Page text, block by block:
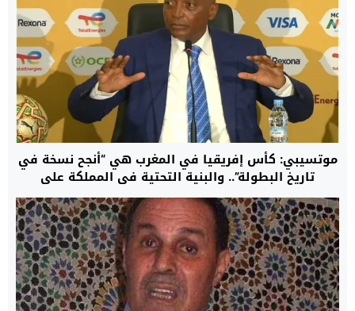
موتسيبي: كأس إفريقيا في المغرب هي “أنجح نسخة في
تاريخ البطولة”.. والبنية التحتية في المملكة على
“مستوى عالمي”